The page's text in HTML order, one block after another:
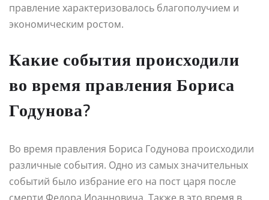
правление характеризовалось благополучием и
экономическим ростом.
Какие события происходили
во время правления Бориса
Годунова?
Во время правления Бориса Годунова происходили
различные события. Одно из самых значительных
событий было избрание его на пост царя после